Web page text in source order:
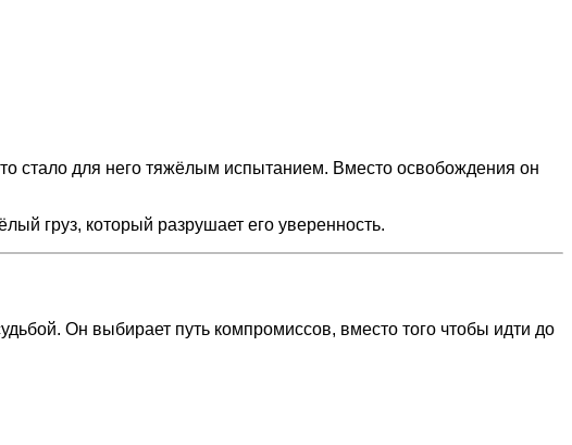
стало для него тяжёлым испытанием. Вместо освобождения он
груз, который разрушает его уверенность.
Он выбирает путь компромиссов, вместо того чтобы идти до